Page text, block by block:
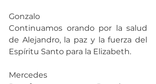
Gonzalo
Continuamos orando por la salud
de Alejandro, la paz y la fuerza del
Espíritu Santo para la Elizabeth.
Mercedes